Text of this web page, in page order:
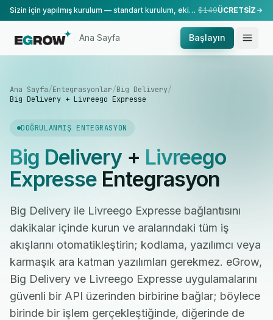
Sizin için yapılmış kurulum — standart kurulum, ekibimiz tarafından yapılır. $149ÜCRETSİZ
Ana Sayfa Başlayın
Ana Sayfa/Entegrasyonlar/Big Delivery/
Big Delivery + Livreego Expresse
DOĞRULANMIŞ ENTEGRASYON
Big Delivery+ Livreego
ExpresseEntegrasyon
Big Delivery ile Livreego Expresse bağlantısını
dakikalar içinde kurun ve aralarındaki tüm iş
akışlarını otomatikleştirin; kodlama, yazılımcı veya
karmaşık ara katman yazılımları gerekmez. eGrow,
Big Delivery ve Livreego Expresse uygulamalarını
güvenli bir API üzerinden birbirine bağlar; böylece
birinde bir işlem gerçekleştiğinde, diğerinde de